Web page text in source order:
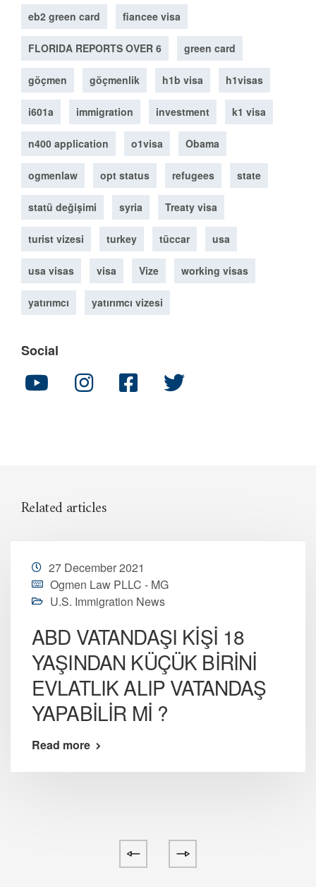
eb2 green card fiancee visa
FLORIDA REPORTS OVER 6 green card
göçmen göçmenlik h1b visa h1visas
i601a immigration investment k1 visa
n400 application o1visa Obama
ogmenlaw opt status refugees state
statü değişimi syria Treaty visa
turist vizesi turkey tüccar usa
usa visas visa Vize working visas
yatırımcı yatırımcı vizesi
Social
Related articles
27 December 2021
Ogmen Law PLLC - MG
U.S. Immigration News
ABD VATANDAŞI KİŞİ 18
YAŞINDAN KÜÇÜK BİRİNİ
EVLATLIK ALIP VATANDAŞ
YAPABİLİR Mİ ?
Read more